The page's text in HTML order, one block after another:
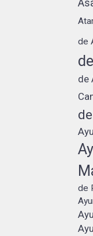
de
de
de